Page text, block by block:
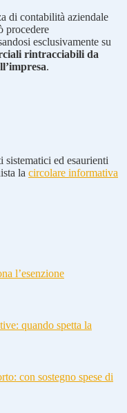
di contabilità aziendale
procedere
esclusivamente su
rintracciabili da
.
ed esaurienti
la circolare informativa
l’esenzione
quando spetta la
con sostegno spese di